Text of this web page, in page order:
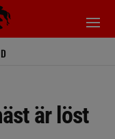
är löst